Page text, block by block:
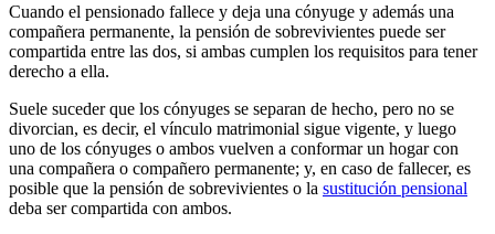
Cuando el pensionado fallece y deja una cónyuge y además una
compañera permanente, la pensión de sobrevivientes puede ser
compartida entre las dos, si ambas cumplen los requisitos para tener
derecho a ella.
Suele suceder que los cónyuges se separan de hecho, pero no se
divorcian, es decir, el vínculo matrimonial sigue vigente, y luego
uno de los cónyuges o ambos vuelven a conformar un hogar con
una compañera o compañero permanente; y, en caso de fallecer, es
posible que la pensión de sobrevivientes o la sustitución pensional
deba ser compartida con ambos.